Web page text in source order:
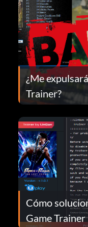
¿Me
Trainer?
Cómo
Game Trainer